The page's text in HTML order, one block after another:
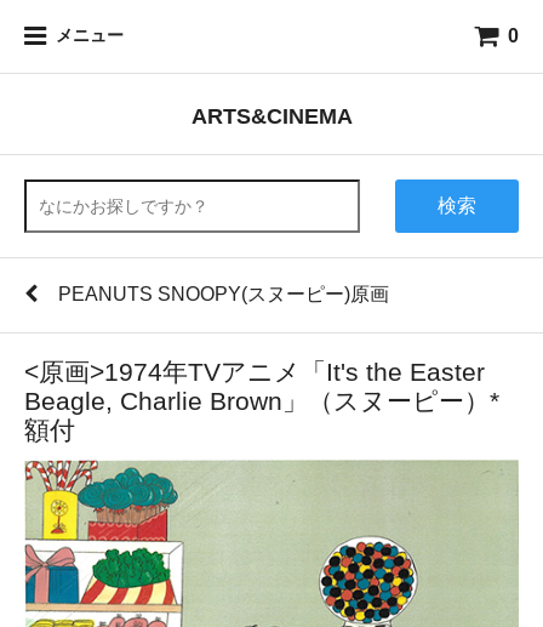
メニュー 0
ARTS&CINEMA
検索
PEANUTS SNOOPY(スヌーピー)原画
<原画>1974年TVアニメ「It's the Easter
Beagle, Charlie Brown」（スヌーピー）*
額付